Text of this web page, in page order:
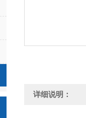
详细说明：